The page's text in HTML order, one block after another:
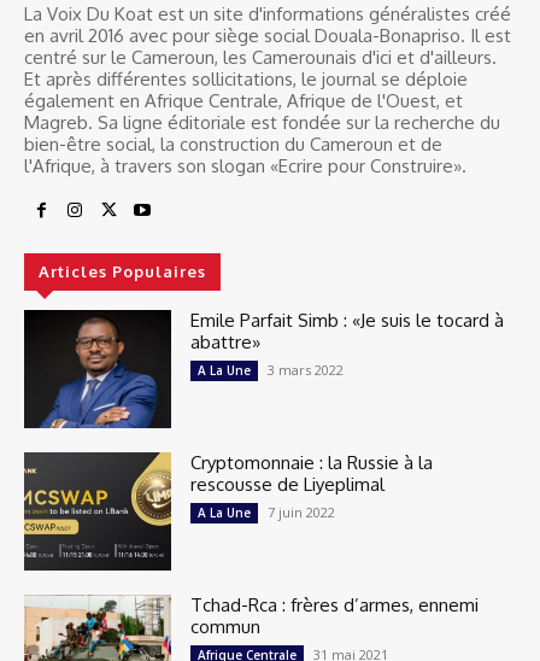
La Voix Du Koat est un site d'informations généralistes créé
en avril 2016 avec pour siège social Douala-Bonapriso. Il est
centré sur le Cameroun, les Camerounais d'ici et d'ailleurs.
Et après différentes sollicitations, le journal se déploie
également en Afrique Centrale, Afrique de l'Ouest, et
Magreb. Sa ligne éditoriale est fondée sur la recherche du
bien-être social, la construction du Cameroun et de
l'Afrique, à travers son slogan «Ecrire pour Construire».
Articles Populaires
Emile Parfait Simb : «Je suis le tocard à
abattre»
A La Une 3 mars 2022
Cryptomonnaie : la Russie à la
rescousse de Liyeplimal
A La Une 7 juin 2022
Tchad-Rca : frères d’armes, ennemi
commun
Afrique Centrale 31 mai 2021